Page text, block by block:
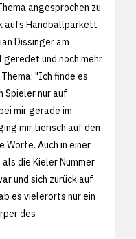
angesprochen zu
aufs Handballparkett
Dissinger am
geredet und noch mehr
"Ich finde es
Spieler nur auf
mir gerade im
mir tierisch auf den
Worte. Auch in einer
die Kieler Nummer
und sich zurück auf
es vielerorts nur ein
des